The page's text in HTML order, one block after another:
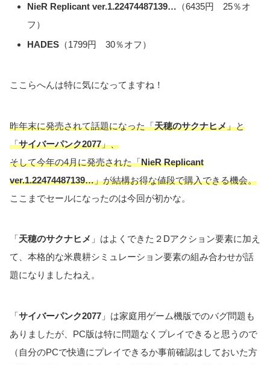
NieR Replicant ver.1.22474487139… （6435円 25％オ
フ）
HADES （1799円 30％オフ）
ここらへんは特に気になってますね！
昨年末に発売されて話題になった「天穂のサクナヒメ」と
「サイバーパンク2077」、
そして今年の4月に発売された「NieR Replicant
ver.1.22474487139…」が結構お得な値段で購入できる機会。
ここまでセールになったのは今回が初かな。
「 天穂のサクナヒメ 」はよくできた２Dアクション要素に加え
て、本格的な米農耕シミュレーション要素の組み合わせが話
題になりましたねえ。
「サイバーパンク2077 」は家庭用ゲーム機版でのバグ問題も
ありましたが、PC版は特に問題なくプレイできると思うので
（自分のPCで快適にプレイできるか事前確認はしておいた方